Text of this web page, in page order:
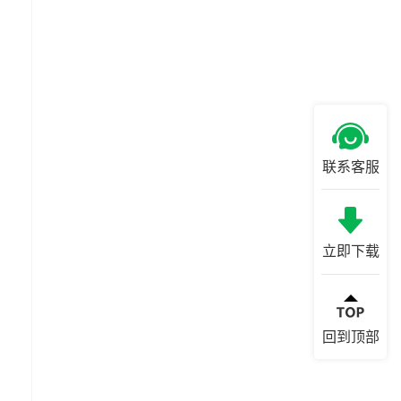
联系客服
立即下载
回到顶部